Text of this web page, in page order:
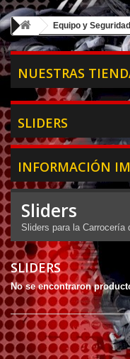
Equipo y Seguridad
NUESTRAS
SLIDERS
INFORMACIÓN
Sliders
Sliders para la Carrocería
SLIDERS
No se encontraron